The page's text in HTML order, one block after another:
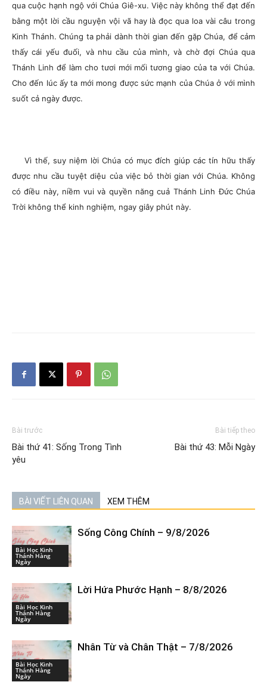
qua cuộc hạnh ngộ với Chúa Giê-xu. Việc này không thể đạt đến
bằng một lời cầu nguyện vội vã hay là đọc qua loa vài câu trong
Kinh Thánh. Chúng ta phải dành thời gian đến gặp Chúa, để cảm
thấy cái yếu đuối, và nhu cầu của mình, và chờ đợi Chúa qua
Thánh Linh để làm cho tươi mới mối tương giao của ta với Chúa.
Cho đến lúc ấy ta mới mong được sức mạnh của Chúa ở với mình
suốt cả ngày được.
Vì thế, suy niệm lời Chúa có mục đích giúp các tín hữu thấy
được nhu cầu tuyệt diệu của việc bỏ thời gian với Chúa. Không
có điều này, niềm vui và quyền năng cuả Thánh Linh Đức Chúa
Trời không thể kinh nghiệm, ngay giây phút này.
Bài trước
Bài thứ 41: Sống Trong Tình
yêu
Bài tiếp theo
Bài thứ 43: Mỗi Ngày
BÀI VIẾT LIÊN QUAN XEM THÊM
Bài Học Kinh
Thánh Hàng
Ngày
Sống Công Chính – 9/8/2026
Bài Học Kinh
Thánh Hàng
Ngày
Lời Hứa Phước Hạnh – 8/8/2026
Bài Học Kinh
Thánh Hàng
Ngày
Nhân Từ và Chân Thật – 7/8/2026